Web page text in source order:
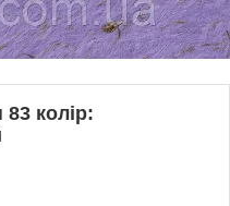
колір: